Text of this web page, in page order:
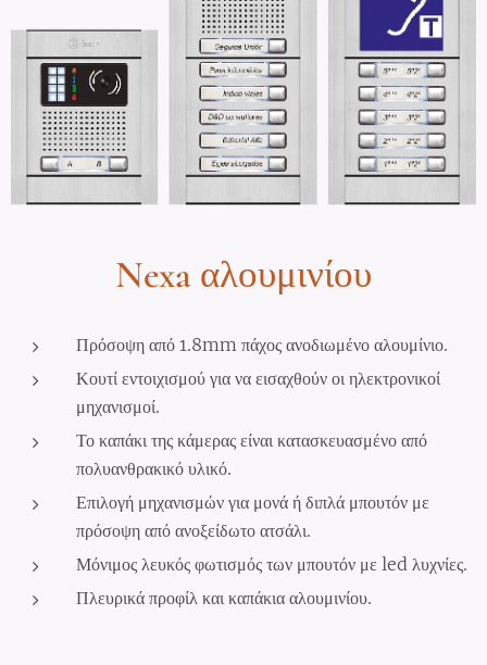
Nexa αλουμινίου
Πρόσοψη από 1.8mm πάχος ανοδιωμένο αλουμίνιο.
Κουτί εντοιχισμού για να εισαχθούν οι ηλεκτρονικοί
μηχανισμοί.
Το καπάκι της κάμερας είναι κατασκευασμένο από
πολυανθρακικό υλικό.
Επιλογή μηχανισμών για μονά ή διπλά μπουτόν με
πρόσοψη από ανοξείδωτο ατσάλι.
Μόνιμος λευκός φωτισμός των μπουτόν με led λυχνίες.
Πλευρικά προφίλ και καπάκια αλουμινίου.